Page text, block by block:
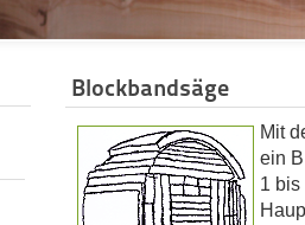
Blockbandsäge
Mit
ein
1 bis